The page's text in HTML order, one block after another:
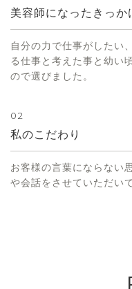
美容師になったきっか
自分の力で仕事がしたい
る仕事と考えた事と幼い
ので選びました。
02
私のこだわり
お客様の言葉にならない
や会話をさせていただい